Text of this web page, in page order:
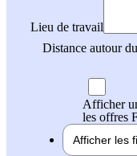
Lieu de travail
Distance autour
Afficher
les offres
Afficher les